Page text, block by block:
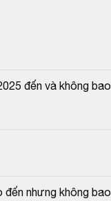
đến và không bao
nhưng không bao